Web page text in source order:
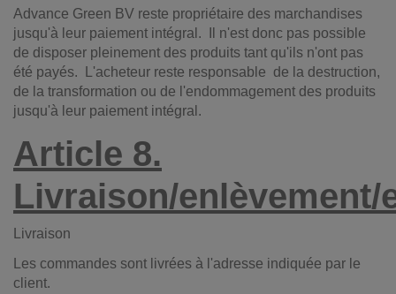
Advance Green BV reste propriétaire des marchandises
jusqu'à leur paiement intégral.
Il n'est donc pas possible
de disposer pleinement des produits tant qu'ils n'ont pas
été payés.
L'acheteur reste responsable de la destruction,
de la transformation ou de l'endommagement des produits
jusqu'à leur paiement intégral.
Article 8.
Livraison/enlèvement/
Livraison
Les commandes sont livrées à l'adresse indiquée par le
client.